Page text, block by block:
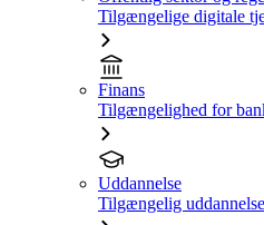
Tilgængelige digitale
Finans
Tilgængelighed for
Uddannelse
Tilgængelig